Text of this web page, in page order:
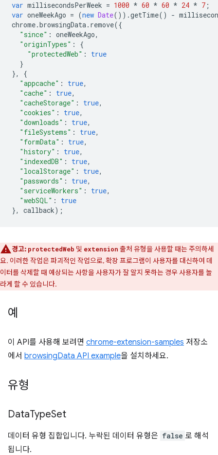
var millisecondsPerWeek = 1000 * 60 * 60 * 24 * 7 ;
var oneWeekAgo = (new Date()).getTime() -
chrome.browsingData. remove({
"since" : oneWeekAgo,
"originTypes" :
{
"protectedWeb" :
true
}
},
{
"appcache" : true,
"cache" : true,
"cacheStorage" : true,
"cookies" : true,
"downloads" : true,
"fileSystems" : true,
"formData" : true,
"history" : true,
"indexedDB" : true,
"localStorage" : true,
"passwords" : true,
"serviceWorkers" : true,
"webSQL" :
true
},
callback);
경고: protectedWeb 및 extension 출처 유형을 사용할 때는 주의하세
요. 이러한 작업은 파괴적인 작업으로, 확장 프로그램이 사용자를 대신하여 데
이터를 삭제할 때 예상되는 사항을 사용자가 잘 알지 못하는 경우 사용자를 놀
라게 할 수 있습니다.
예
이 API를 사용해 보려면 chrome-extension-samples 저장소
에서 browsingData API example을 설치하세요.
유형
DataTypeSet
데이터 유형 집합입니다. 누락된 데이터 유형은 false 로 해석
됩니다.